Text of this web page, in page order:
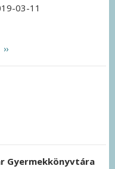
03-11
Következő
››
Gyermekkönyvtára